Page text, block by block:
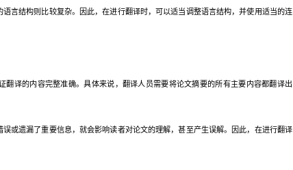
结构则比较复杂。因此，在进行翻译时，可以适当调整语言结构，并使用适当的连
译的内容完整准确。具体来说，翻译人员需要将论文摘要的所有主要内容都翻译出
遗漏了重要信息，就会影响读者对论文的理解，甚至产生误解。因此，在进行翻译